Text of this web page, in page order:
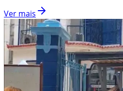
Ver mais